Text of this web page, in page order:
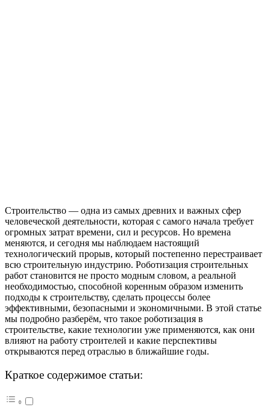
Строительство — одна из самых древних и важных сфер
человеческой деятельности, которая с самого начала требует
огромных затрат времени, сил и ресурсов. Но времена
меняются, и сегодня мы наблюдаем настоящий
технологический прорыв, который постепенно перестраивает
всю строительную индустрию. Роботизация строительных
работ становится не просто модным словом, а реальной
необходимостью, способной коренным образом изменить
подходы к строительству, сделать процессы более
эффективными, безопасными и экономичными. В этой статье
мы подробно разберём, что такое роботизация в
строительстве, какие технологии уже применяются, как они
влияют на работу строителей и какие перспективы
открываются перед отраслью в ближайшие годы.
Краткое содержимое статьи: